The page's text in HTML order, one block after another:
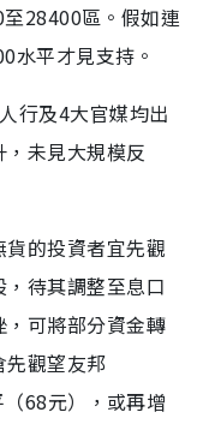
28400區。假如連
水平才見支持。
行及4大官媒均出
未見大規模反
的投資者宜先觀
待其調整至息口
可將部分資金轉
觀望友邦
68元），或再增